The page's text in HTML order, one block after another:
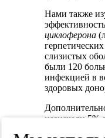
Нами также
циклоферона
слизистых
были 120
инфекцией в
здоровых
назначали